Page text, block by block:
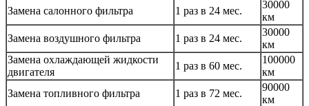
Замена салонного фильтра
1 раз в 24 мес.
30000
км
Замена воздушного фильтра
1 раз в 24 мес.
30000
км
Замена охлаждающей жидкости
двигателя
1 раз в 60 мес.
100000
км
Замена топливного фильтра
1 раз в 72 мес.
90000
км